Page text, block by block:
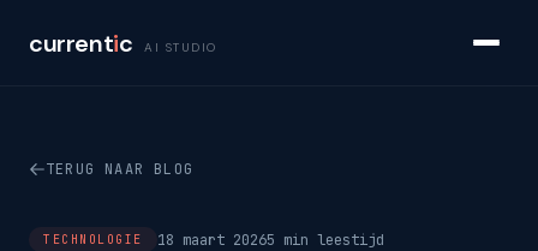
currentic AI STUDIO
TERUG NAAR BLOG
TECHNOLOGIE 18 maart 20265 min leestijd